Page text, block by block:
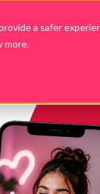
a safer
more.